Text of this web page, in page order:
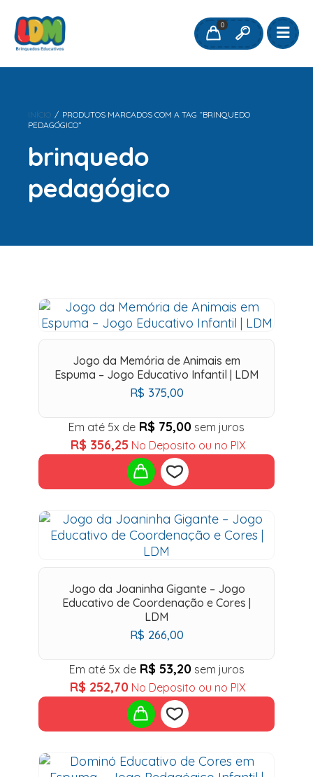
0
INÍCIO / PRODUTOS MARCADOS COM A TAG “BRINQUEDO
PEDAGÓGICO”
brinquedo
pedagógico
Jogo da Memória de Animais em
Espuma – Jogo Educativo Infantil | LDM
R$ 375,00
Em até 5x de R$ 75,00 sem juros
R$ 356,25 No Deposito ou no PIX
Add
to
wishlist
Jogo da Joaninha Gigante – Jogo
Educativo de Coordenação e Cores |
LDM
R$ 266,00
Em até 5x de R$ 53,20 sem juros
R$ 252,70 No Deposito ou no PIX
Add